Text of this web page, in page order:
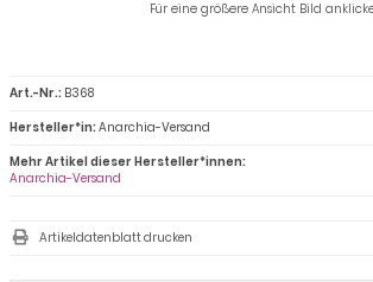
Für eine größere Ansicht Bild
Art.-Nr.: B368
Hersteller*in:Anarchia-Versand
Mehr Artikel dieser Hersteller*innen:
Anarchia-Versand
Artikeldatenblatt drucken